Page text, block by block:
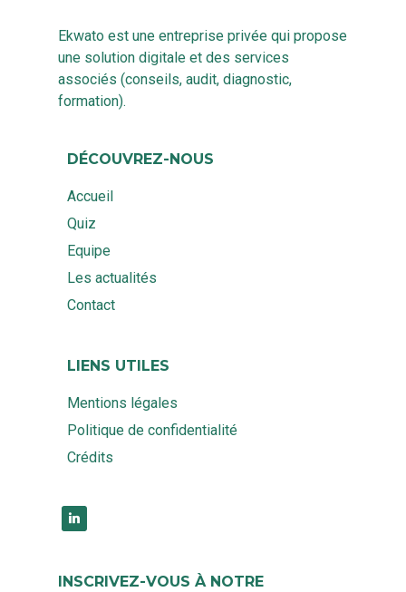
Ekwato est une entreprise privée qui propose
une solution digitale et des services
associés (conseils, audit, diagnostic,
formation).
DÉCOUVREZ-NOUS
Accueil
Quiz
Equipe
Les actualités
Contact
LIENS UTILES
Mentions légales
Politique de confidentialité
Crédits
linkedin
INSCRIVEZ-VOUS À NOTRE